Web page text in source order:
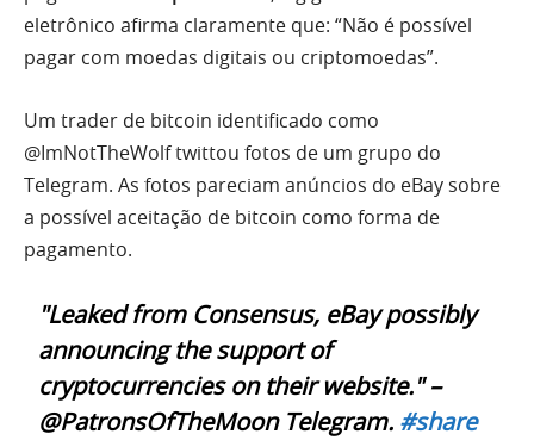
eletrônico afirma claramente que: “Não é possível
pagar com moedas digitais ou criptomoedas”.
Um trader de bitcoin identificado como
@ImNotTheWolf twittou fotos de um grupo do
Telegram. As fotos pareciam anúncios do eBay sobre
a possível aceitação de bitcoin como forma de
pagamento.
"Leaked from Consensus, eBay possibly
announcing the support of
cryptocurrencies on their website." –
@PatronsOfTheMoon Telegram. #share